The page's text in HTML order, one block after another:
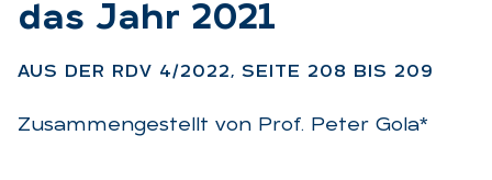
das Jahr 2021
AUS DER RDV 4/2022, SEI­TE 208 BIS 209
Zusammengestellt von Prof. Peter Gola*